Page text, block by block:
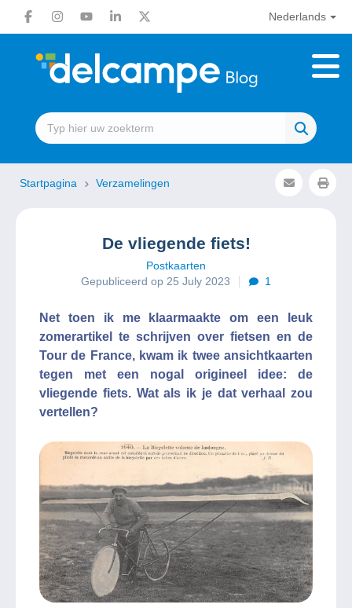
Nederlands
Startpagina Verzamelingen
De vliegende fiets!
Postkaarten
Gepubliceerd op 25 July 2023
1
Net toen ik me klaarmaakte om een leuk
zomerartikel te schrijven over fietsen en de
Tour de France, kwam ik twee ansichtkaarten
tegen met een nogal origineel idee: de
vliegende fiets. Wat als ik je dat verhaal zou
vertellen?